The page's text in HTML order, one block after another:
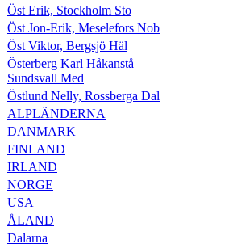
Öst Erik, Stockholm Sto
Öst Jon-Erik, Meselefors Nob
Öst Viktor, Bergsjö Häl
Österberg Karl Håkanstå
Sundsvall Med
Östlund Nelly, Rossberga Dal
ALPLÄNDERNA
DANMARK
FINLAND
IRLAND
NORGE
USA
ÅLAND
Dalarna